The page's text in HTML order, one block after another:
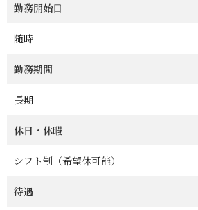
勤務開始日
随時
勤務期間
長期
休日・休暇
シフト制（希望休可能）
待遇